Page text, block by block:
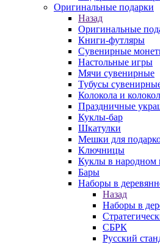
Оригинальные подарки
Назад
Оригинальные
Книги-футляры
Сувенирные
Настольные игры
Мячи сувенирные
Тубусы
Колокола и
Праздничные
Куклы-бар
Шкатулки
Мешки для
Ключницы
Куклы в народном
Бары
Наборы в
Назад
Наборы в
СБРК
Русский